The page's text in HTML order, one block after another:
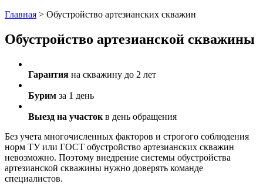
Главная > Обустройство артезианских скважин
Обустройство артезианской скважины
Гарантия на скважину до 2 лет
Бурим за 1 день
Выезд на участок в день обращения
Без учета многочисленных факторов и строгого соблюдения
норм ТУ или ГОСТ обустройство артезианских скважин
невозможно. Поэтому внедрение системы обустройства
артезианской скважины нужно доверять команде
специалистов.